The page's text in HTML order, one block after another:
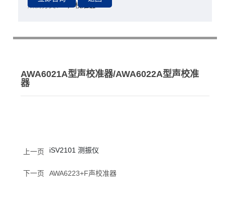
所属分类：
声校准器
AWA6021A型声校准器/AWA6022A型声校准
器
上一页 iSV2101 测振仪
下一页 AWA6223+F声校准器